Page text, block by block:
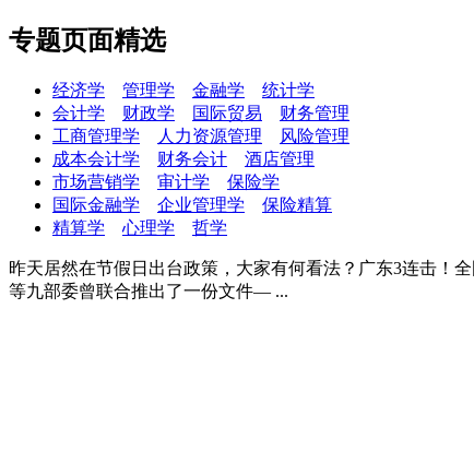
专题页面精选
经济学 管理学 金融学
统计学
会计学
财政学 国际贸易
财务管理
工商管理学
人力资源管理
风险管理
成本会计学
财务会计
酒店管理
市场营销学
审计学
保险学
国际金融学
企业管理学
保险精算
精算学
心理学 哲学
昨天居然在节假日出台政策，大家有何看法？广东3连击！
等九部委曾联合推出了一份文件— ...